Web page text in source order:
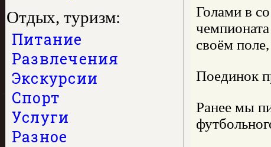
Отдых, туризм:
Питание
Развлечения
Экскурсии
Спорт
Услуги
Разное
Голами в
своём
Поединок
Ранее мы